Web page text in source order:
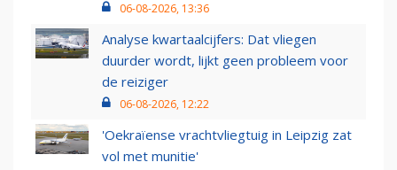
06-08-2026, 13:36
Analyse kwartaalcijfers: Dat vliegen
duurder wordt, lijkt geen probleem voor
de reiziger
06-08-2026, 12:22
'Oekraïense vrachtvliegtuig in Leipzig zat
vol met munitie'